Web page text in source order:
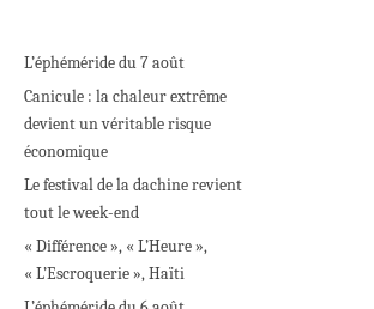
L’éphéméride du 7 août
Canicule : la chaleur extrême
devient un véritable risque
économique
Le festival de la dachine revient
tout le week-end
« Différence », « L’Heure »,
« L’Escroquerie », Haïti